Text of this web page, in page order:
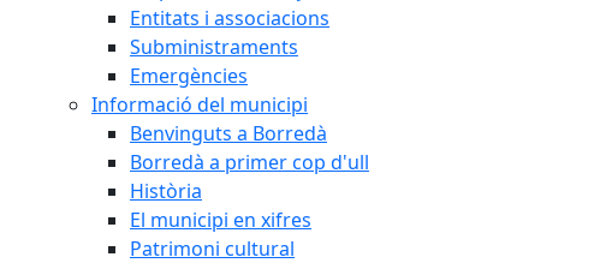
Entitats i associacions
Subministraments
Emergències
Informació del municipi
Benvinguts a Borredà
Borredà a primer cop d'ull
Història
El municipi en xifres
Patrimoni cultural